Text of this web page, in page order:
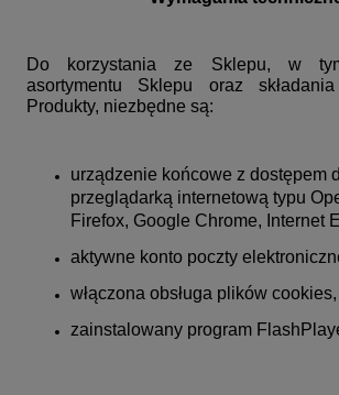
Do korzystania ze Sklepu, w
asortymentu Sklepu oraz
Produkty, niezbędne są:
urządzenie końcowe z dostępem
przeglądarką internetową typu
Firefox, Google Chrome, Internet
aktywne konto poczty
włączona obsługa plików cookies,
zainstalowany program